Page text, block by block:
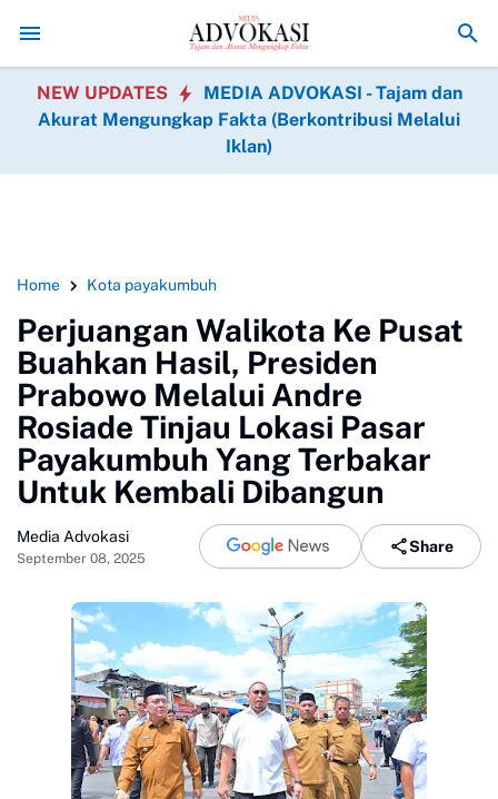
Tinjau Yonif TP 898/PC Bersama Pangdam XIX Tuanku Tambusai,
NEW UPDATES
MEDIA ADVOKASI - Tajam dan
Akurat Mengungkap Fakta (Berkontribusi Melalui
Iklan)
Home Kota payakumbuh
Perjuangan Walikota Ke Pusat
Buahkan Hasil, Presiden
Prabowo Melalui Andre
Rosiade Tinjau Lokasi Pasar
Payakumbuh Yang Terbakar
Untuk Kembali Dibangun
Media Advokasi
September 08, 2025
Share